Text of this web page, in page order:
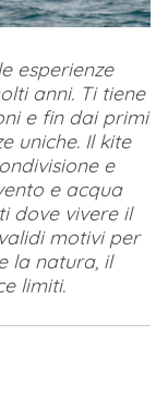
esperienze
anni. Ti tiene
e fin dai primi
uniche. Il kite
e
e acqua
dove vivere il
motivi per
la natura, il
limiti.